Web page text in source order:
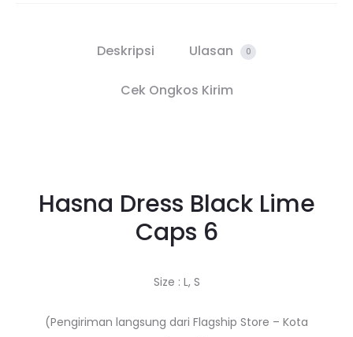
Deskripsi Ulasan 0
Cek Ongkos Kirim
Hasna Dress Black Lime
Caps 6
Size : L, S
(Pengiriman langsung dari Flagship Store – Kota